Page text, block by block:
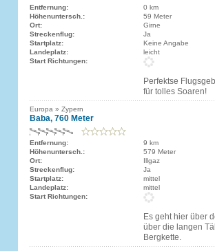
Entfernung:
0 km
Höhenuntersch.:
59 Meter
Ort:
Girne
Streckenflug:
Ja
Startplatz:
Keine Angabe
Landeplatz:
leicht
Start Richtungen:
Perfektse
für tolles Soaren!
Europa » Zypern
Baba, 760 Meter
Entfernung:
9 km
Höhenuntersch.:
579 Meter
Ort:
Illgaz
Streckenflug:
Ja
Startplatz:
mittel
Landeplatz:
mittel
Start Richtungen:
Es geht hier über
über die langen
Bergkette.